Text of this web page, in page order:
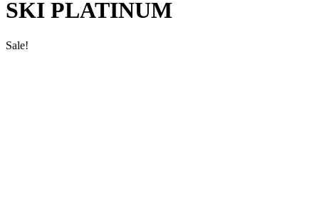
SKI PLATINUM
Sale!